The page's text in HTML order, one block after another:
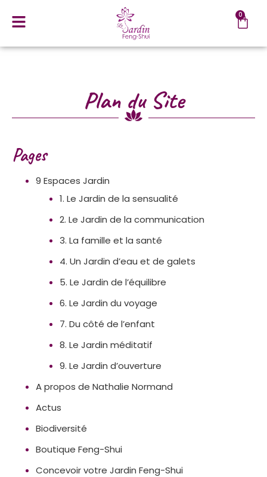
0
Plan du Site
Pages
9 Espaces Jardin
1. Le Jardin de la sensualité
2. Le Jardin de la communication
3. La famille et la santé
4. Un Jardin d’eau et de galets
5. Le Jardin de l’équilibre
6. Le Jardin du voyage
7. Du côté de l’enfant
8. Le Jardin méditatif
9. Le Jardin d’ouverture
A propos de Nathalie Normand
Actus
Biodiversité
Boutique Feng-Shui
Concevoir votre Jardin Feng-Shui